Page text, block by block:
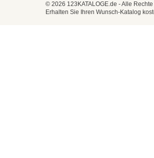
© 2026 123KATALOGE.de - Alle
Erhalten Sie Ihren Wunsch-Katalog